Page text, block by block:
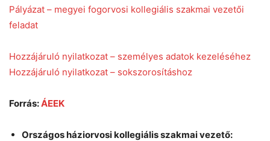
Pályázat – megyei fogorvosi kollegiális szakmai vezetői
feladat
Hozzájáruló nyilatkozat – személyes adatok kezeléséhez
Hozzájáruló nyilatkozat – sokszorosításhoz
Forrás:ÁEEK
Országos háziorvosi kollegiális szakmai vezető: